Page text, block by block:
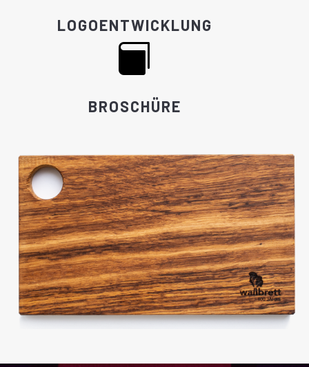
LOGOENTWICKLUNG

BROSCHÜRE